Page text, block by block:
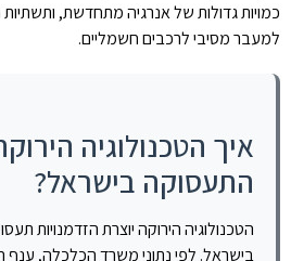
כמויות גדולות של אנרגיה מתחדשת, ותשתיות
למעבר מסיבי לרכבים חשמליים.
איך הטכנולוגיה
התעסוקה בישראל?
הטכנולוגיה הירוקה יוצרת הזדמנויות
בישראל. לפי נתוני משרד הכלכלה, ענף